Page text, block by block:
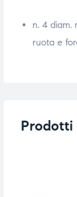
n. 4 diam.
ruota e
Prodotti